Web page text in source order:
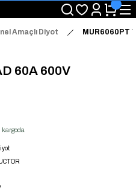
Aynı Gün Kargo Avantajı!
Stoktan Hemen Teslim."
Avantajını Kaçırmayın!"
Amaçlı Diyot MUR6060PT
60A 600V
kargoda